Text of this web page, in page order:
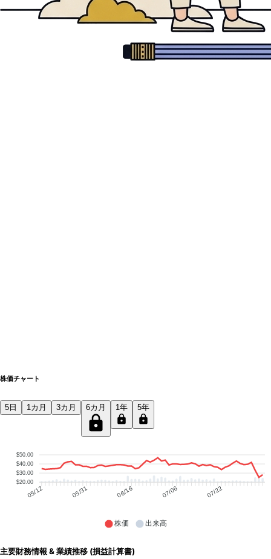
株価チャート
5日 1カ月 3カ月 6カ月 1年 5年
$50.00
$40.00
$30.00
$20.00
05/12 05/31 06/16 07/06 07/22
株価 出来高
主要財務情報 & 業績推移 (損益計算書)